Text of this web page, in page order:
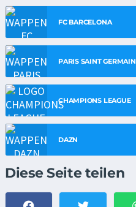
FC BARCELONA
PARIS SAINT GERMAIN
CHAMPIONS LEAGUE
DAZN
Diese Seite teilen